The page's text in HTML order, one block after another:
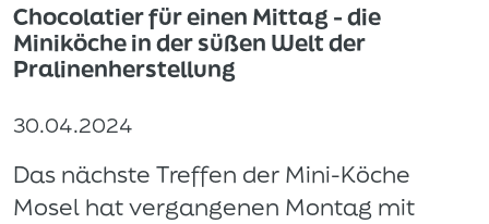
Chocolatier für einen Mittag - die
Miniköche in der süßen Welt der
Pralinenherstellung
30.04.2024
Das nächste Treffen der Mini-Köche
Mosel hat vergangenen Montag mit